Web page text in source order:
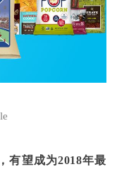
有望成为2018年最